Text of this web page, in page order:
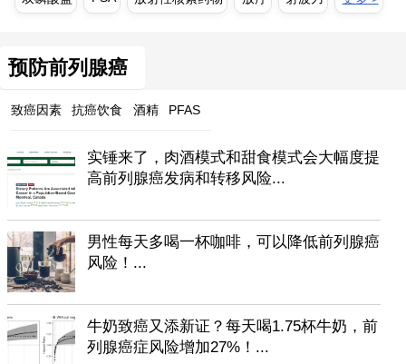
预防前列腺癌
致癌因素 抗癌饮食 酒精 PFAS
实锤来了，肉酒模式和甜食模式会大幅度提
高前列腺癌发病和转移风险...
男性每天多喝一杯咖啡，可以降低前列腺癌
风险！...
牛奶致癌又添新证？每天喝1.75杯牛奶，前
列腺癌症风险增加27%！...